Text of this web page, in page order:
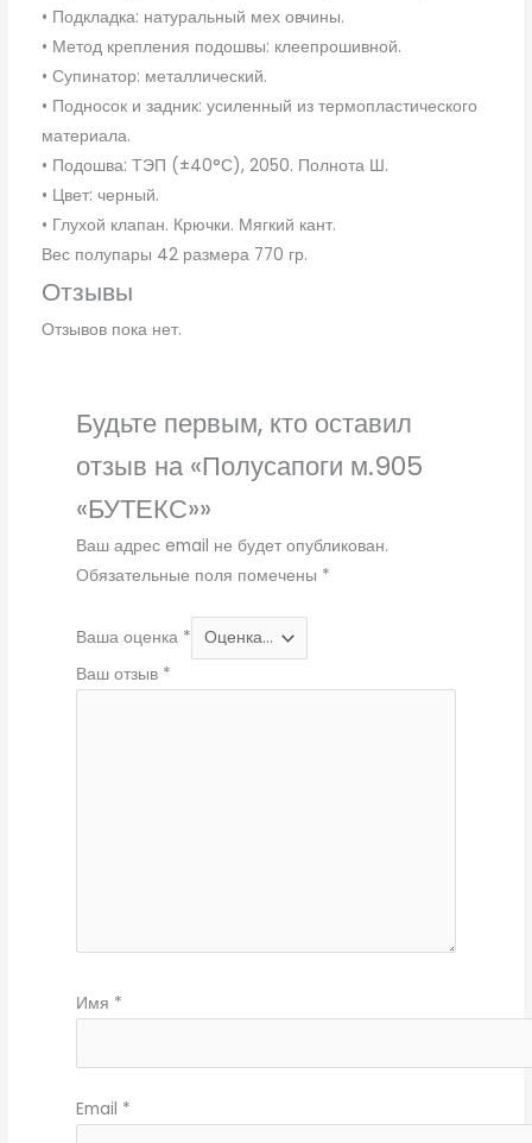
• Подкладка: натуральный мех овчины.
• Метод крепления подошвы: клеепрошивной.
• Супинатор: металлический.
• Подносок и задник: усиленный из термопластического
материала.
• Подошва: ТЭП (±40°С), 2050. Полнота Ш.
• Цвет: черный.
• Глухой клапан. Крючки. Мягкий кант.
Вес полупары 42 размера 770 гр.
Отзывы
Отзывов пока нет.
Будьте первым, кто оставил
отзыв на «Полусапоги м.905
«БУТЕКС»»
Ваш адрес email не будет опубликован.
Обязательные поля помечены *
Ваша оценка *
Ваш отзыв *
Имя *
Email *